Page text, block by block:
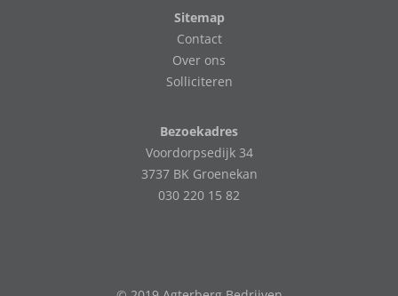
Sitemap
Contact
Over ons
Solliciteren
Bezoekadres
Voordorpsedijk 34
3737 BK Groenekan
030 220 15 82